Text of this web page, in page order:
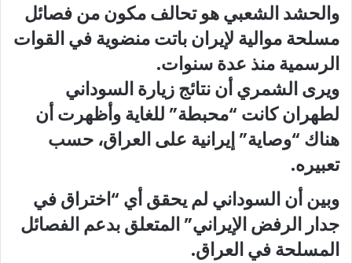
والحشد الشعبي هو تحالف مكون من فصائل
مسلحة موالية لإيران باتت منضوية في القوات
الرسمية منذ عدة سنوات.
ويرى الشمري أن نتائج زيارة السوداني
لطهران كانت “محبطة” للغاية وأظهرت أن
هناك “وصاية” إيرانية على العراق، حسب
تعبيره.
وبين أن السوداني لم يحقق أي “اختراق في
جدار الرفض الإيراني” المتعلق بدعم الفصائل
المسلحة في العراق.